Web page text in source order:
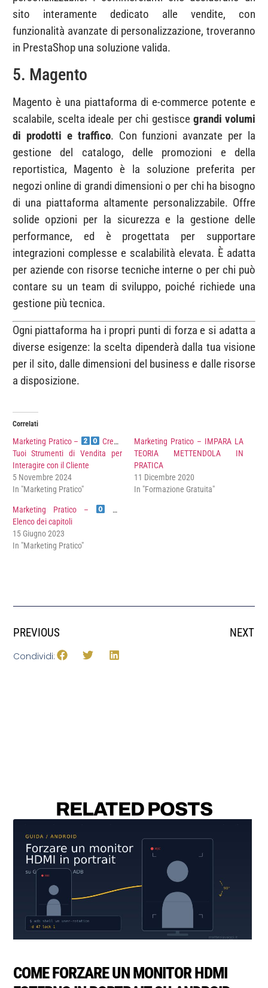
sito interamente dedicato alle vendite, con
funzionalità avanzate di personalizzazione, troveranno
in PrestaShop una soluzione valida.
5. Magento
Magento è una piattaforma di e-commerce potente e
scalabile, scelta ideale per chi gestisce grandi volumi
di prodotti e traffico. Con funzioni avanzate per la
gestione del catalogo, delle promozioni e della
reportistica, Magento è la soluzione preferita per
negozi online di grandi dimensioni o per chi ha bisogno
di una piattaforma altamente personalizzabile. Offre
solide opzioni per la sicurezza e la gestione delle
performance, ed è progettata per supportare
integrazioni complesse e scalabilità elevata. È adatta
per aziende con risorse tecniche interne o per chi può
contare su un team di sviluppo, poiché richiede una
gestione più tecnica.
Ogni piattaforma ha i propri punti di forza e si adatta a
diverse esigenze: la scelta dipenderà dalla tua visione
per il sito, dalle dimensioni del business e dalle risorse
a disposizione.
Correlati
Marketing Pratico –
Crea i
Tuoi Strumenti di Vendita per
Interagire con il Cliente
5 Novembre 2024
In "Marketing Pratico"
Marketing Pratico – IMPARA LA
TEORIA METTENDOLA IN
PRATICA
11 Dicembre 2020
In "Formazione Gratuita"
Marketing Pratico –
Elenco dei capitoli
15 Giugno 2023
In "Marketing Pratico"
PREVIOUS NEXT
Condividi:
RELATED POSTS
COME FORZARE UN MONITOR HDMI